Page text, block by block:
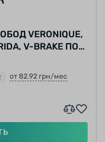
VERONIQUE,
V-BRAKE ПОД
(СТАЛЬ) СЕРЫЕ
от 82.92 грн/мес